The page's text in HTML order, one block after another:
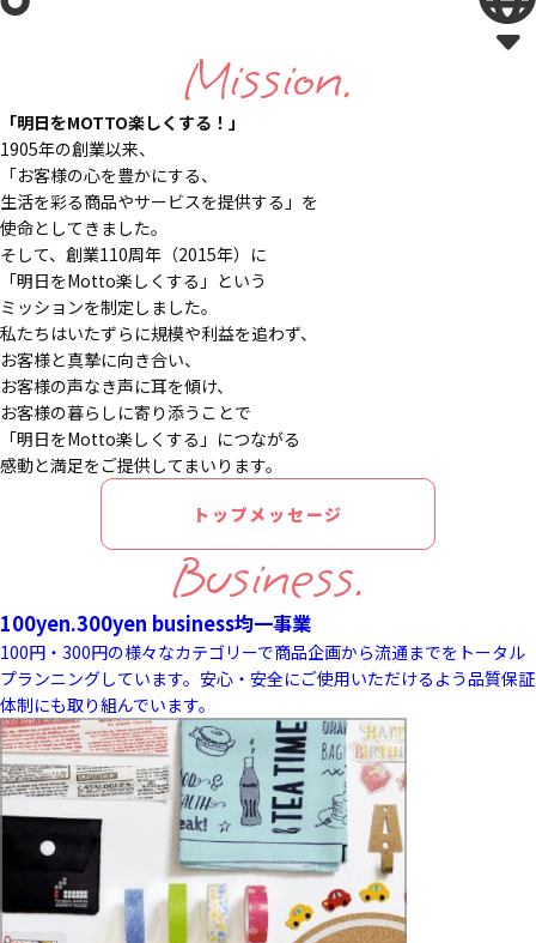
Mission.
「明日をMOTTO楽しくする！」
1905年の創業以来、
「お客様の心を豊かにする、
生活を彩る商品やサービスを提供する」を
使命としてきました。
そして、創業110周年（2015年）に
「明日をMotto楽しくする」という
ミッションを制定しました。
私たちはいたずらに規模や利益を追わず、
お客様と真摯に向き合い、
お客様の声なき声に耳を傾け、
お客様の暮らしに寄り添うことで
「明日をMotto楽しくする」につながる
感動と満足をご提供してまいります。
トップメッセージ
Business.
100yen.300yen business均一事業
100円・300円の様々なカテゴリーで商品企画から流通までをトータル
プランニングしています。安心・安全にご使用いただけるよう品質保証
体制にも取り組んでいます。